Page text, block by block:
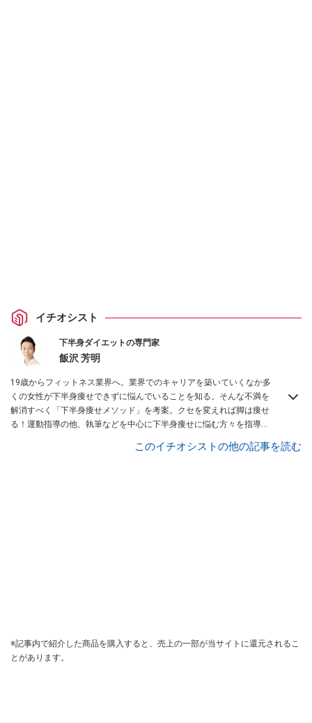
イチオシスト
下半身ダイエットの専門家
飯沢 芳明
19歳からフィットネス業界へ。業界でのキャリアを築いていくなか多
くの女性が下半身痩せできずに悩んでいることを知る。そんな不満を
解消すべく「下半身痩せメソッド」を考案。クセを変えれば脚は痩せ
る！運動指導の他、執筆などを中心に下半身痩せに悩む方々を指導し
このイチオシストの他の記事を読む
※記事内で紹介した商品を購入すると、売上の一部が当サイトに還元されるこ
とがあります。